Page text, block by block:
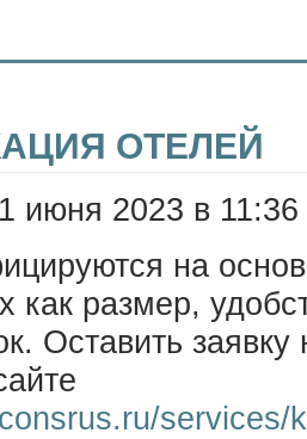
ОТЕЛЕЙ
июня 2023 в 11:36
на
как размер,
Оставить
services/